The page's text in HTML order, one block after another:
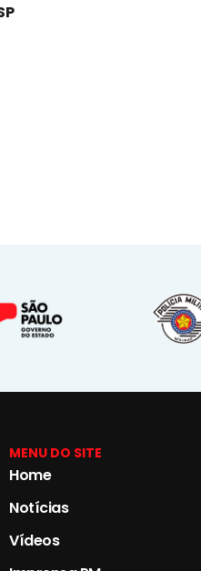
MENU DO SITE
Home
Notícias
Vídeos